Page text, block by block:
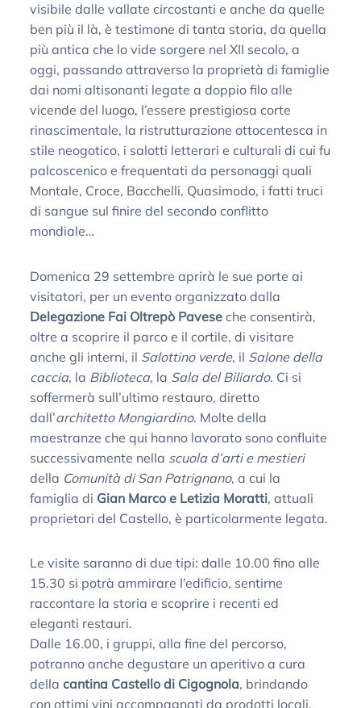
visibile dalle vallate circostanti e anche da quelle
ben più il là, è testimone di tanta storia, da quella
più antica che lo vide sorgere nel XII secolo, a
oggi, passando attraverso la proprietà di famiglie
dai nomi altisonanti legate a doppio filo alle
vicende del luogo, l’essere prestigiosa corte
rinascimentale, la ristrutturazione ottocentesca in
stile neogotico, i salotti letterari e culturali di cui fu
palcoscenico e frequentati da personaggi quali
Montale, Croce, Bacchelli, Quasimodo, i fatti truci
di sangue sul finire del secondo conflitto
mondiale…
Domenica 29 settembre aprirà le sue porte ai
visitatori, per un evento organizzato dalla
Delegazione Fai Oltrepò Pavese che consentirà,
oltre a scoprire il parco e il cortile, di visitare
anche gli interni, il Salottino verde, il Salone della
caccia, la Biblioteca, la Sala del Biliardo. Ci si
soffermerà sull’ultimo restauro, diretto
dall’architetto Mongiardino. Molte della
maestranze che qui hanno lavorato sono confluite
successivamente nella scuola d’arti e mestieri
della Comunità di San Patrignano, a cui la
famiglia di Gian Marco e Letizia Moratti, attuali
proprietari del Castello, è particolarmente legata.
Le visite saranno di due tipi: dalle 10.00 fino alle
15.30 si potrà ammirare l’edificio, sentirne
raccontare la storia e scoprire i recenti ed
eleganti restauri.
Dalle 16.00, i gruppi, alla fine del percorso,
potranno anche degustare un aperitivo a cura
dellacantina Castello di Cigognola, brindando
con ottimi vini accompagnati da prodotti locali.